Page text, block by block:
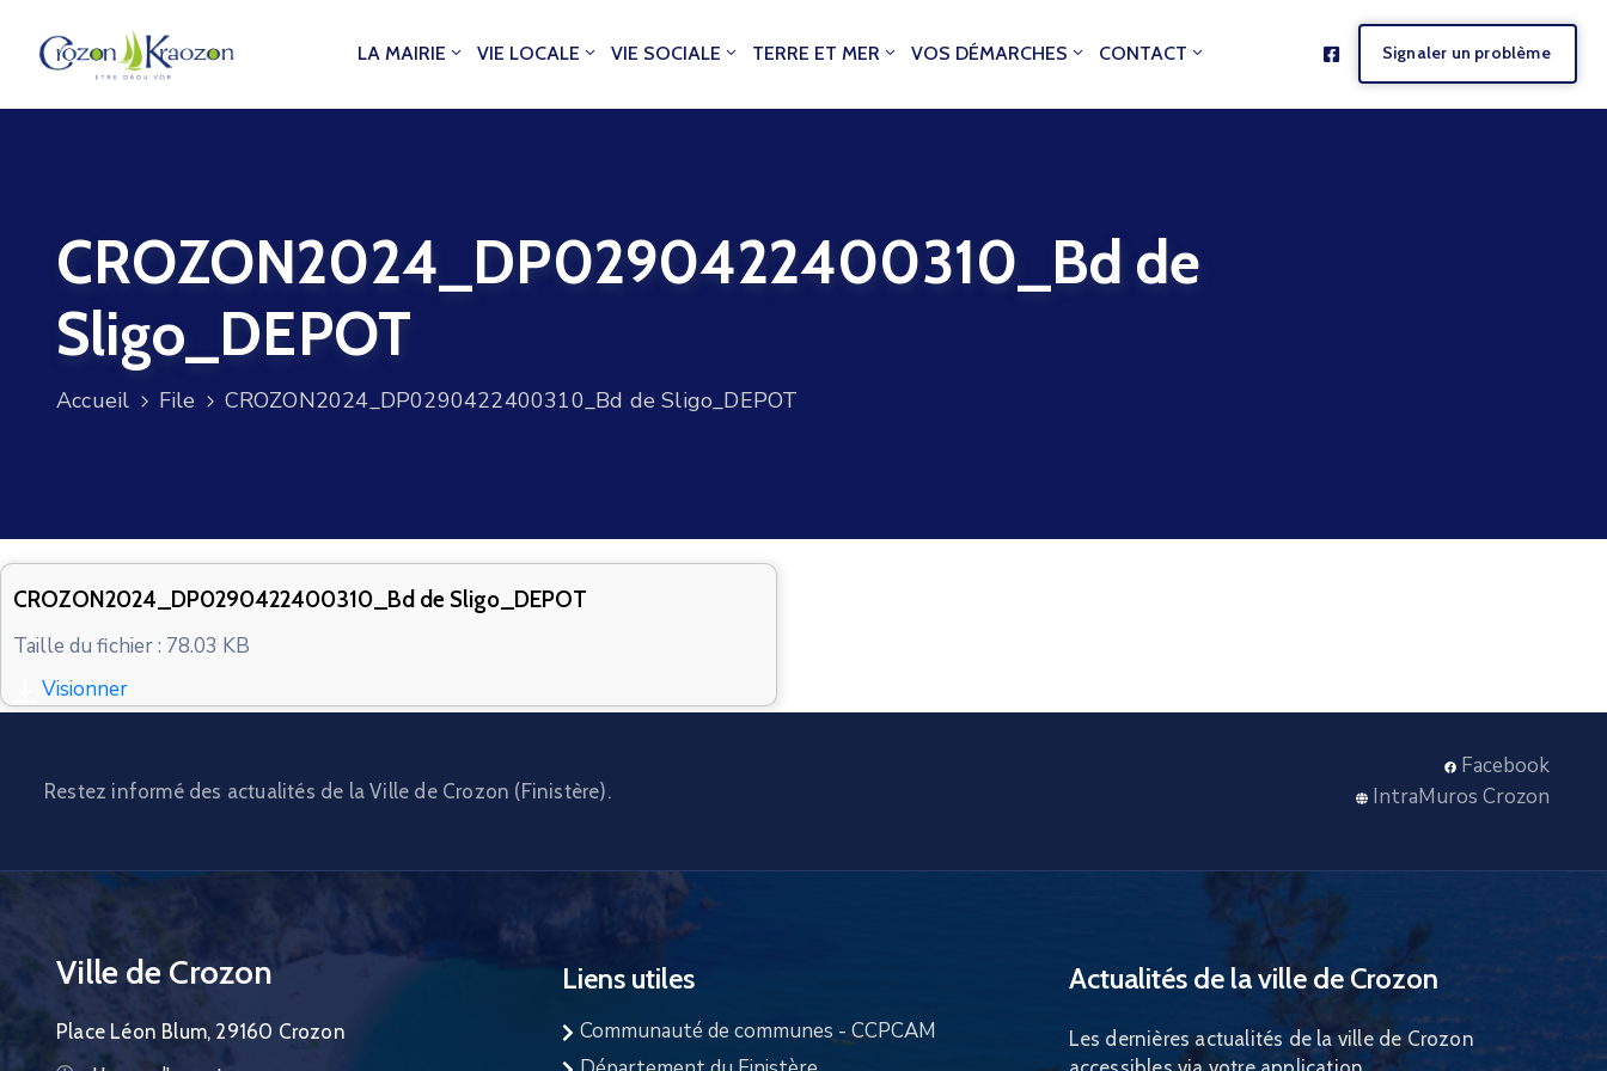
LA MAIRIE VIE LOCALE VIE SOCIALE TERRE ET MER VOS DÉMARCHES CONTACT Signaler un problème
CROZON2024_DP0290422400310_Bd de
Sligo_DEPOT
Accueil File CROZON2024_DP0290422400310_Bd de Sligo_DEPOT
CROZON2024_DP0290422400310_Bd de Sligo_DEPOT
Taille du fichier : 78.03 KB
Visionner
Restez informé des actualités de la Ville de Crozon (Finistère).
Facebook
IntraMuros Crozon
Ville de Crozon
Place Léon Blum, 29160 Crozon
Liens utiles
Communauté de communes - CCPCAM
Actualités de la ville de Crozon
Les dernières actualités de la ville de Crozon